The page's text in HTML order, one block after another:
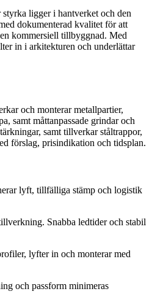
ligger i hantverket och den
dokumenterad kvalitet för att
kommersiell tillbyggnad. Med
in i arkitekturen och underlättar
och monterar metallpartier,
samt måttanpassade grindar och
samt tillverkar ståltrappor,
förslag, prisindikation och tidsplan.
lyft, tillfälliga stämp och logistik
Snabba ledtider och stabil
lyfter in och monterar med
och passform minimeras